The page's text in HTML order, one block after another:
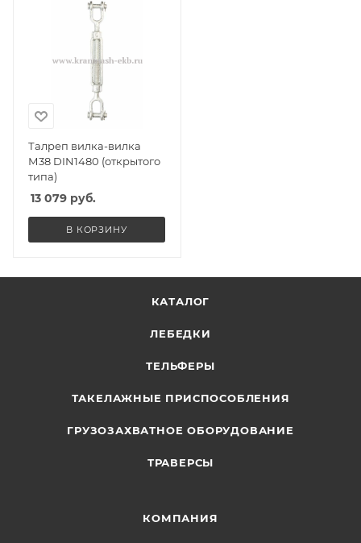
Талреп вилка-вилка
М38 DIN1480 (открытого
типа)
13 079 руб.
В КОРЗИНУ
КАТАЛОГ
ЛЕБЕДКИ
ТЕЛЬФЕРЫ
ТАКЕЛАЖНЫЕ ПРИСПОСОБЛЕНИЯ
ГРУЗОЗАХВАТНОЕ ОБОРУДОВАНИЕ
ТРАВЕРСЫ
КОМПАНИЯ